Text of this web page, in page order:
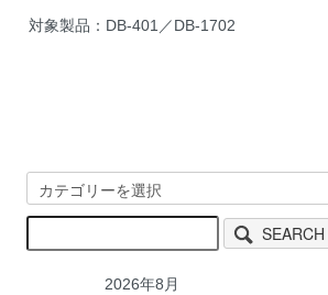
対象製品：DB-401／DB-1702
SEARCH
2026年8月